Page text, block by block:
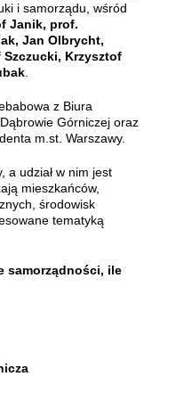
i samorządu, wśród
Janik, prof.
Jan Olbrycht,
Krzysztof
z Biura
Górniczej oraz
m.st. Warszawy.
a udział w nim jest
mieszkańców,
środowisk
tematyką
samorządności, ile